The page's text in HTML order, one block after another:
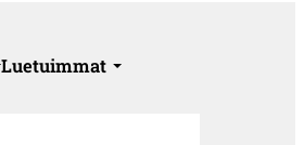
Luetuimmat